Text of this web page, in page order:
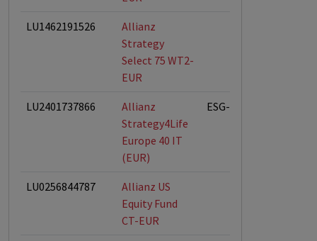
LU1462191526
Allianz
Strategy
Select 75 WT2-
EUR
LU2401737866
Allianz
Strategy4Life
Europe 40 IT
(EUR)
ESG-Fonds
LU0256844787
Allianz US
Equity Fund
CT-EUR